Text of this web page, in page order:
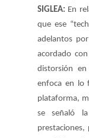
SIGLEA: En
que ese
adelantos
acordado
distorsión
enfoca en lo
plataforma,
se señaló